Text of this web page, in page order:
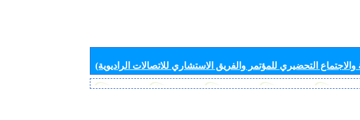
التحضيري للمؤتمر والفريق الاستشاري للاتصالات الراديوية)